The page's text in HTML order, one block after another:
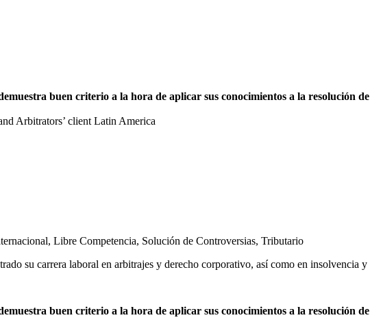
buen criterio a la hora de aplicar sus conocimientos a la resolución
Arbitrators’ client Latin America
, Libre Competencia, Solución de Controversias, Tributario
su carrera laboral en arbitrajes y derecho corporativo, así como en insolvencia
buen criterio a la hora de aplicar sus conocimientos a la resolución